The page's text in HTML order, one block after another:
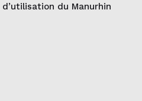
du Manurhin